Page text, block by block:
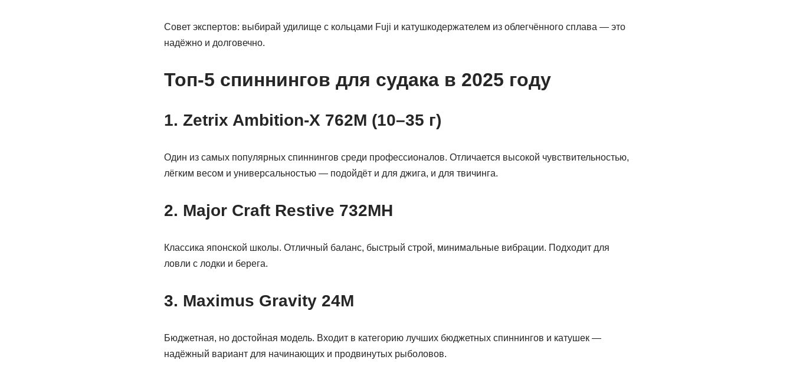
Совет экспертов: выбирай удилище с кольцами Fuji и катушкодержателем из облегчённого сплава — это
надёжно и долговечно.
Топ-5 спиннингов для судака в 2025 году
1. Zetrix Ambition-X 762M (10–35 г)
Один из самых популярных спиннингов среди профессионалов. Отличается высокой чувствительностью,
лёгким весом и универсальностью — подойдёт и для джига, и для твичинга.
2. Major Craft Restive 732MH
Классика японской школы. Отличный баланс, быстрый строй, минимальные вибрации. Подходит для
ловли с лодки и берега.
3. Maximus Gravity 24M
Бюджетная, но достойная модель. Входит в категорию лучших бюджетных спиннингов и катушек —
надёжный вариант для начинающих и продвинутых рыболовов.